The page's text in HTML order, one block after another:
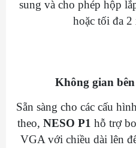
sung và cho phép hộp
hoặc tối đa
Không gian
Sẵn sàng cho các cấu
theo, NESO P1 hỗ trợ
VGA với chiều dài lên